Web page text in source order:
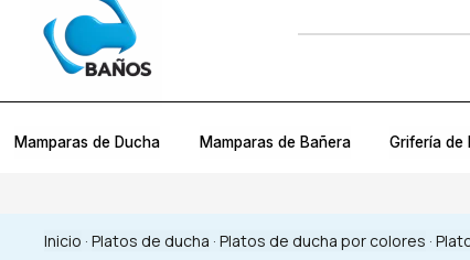
Mamparas de Ducha Mamparas de Bañera Grifería de
Inicio ·Platos de ducha ·Platos de ducha por colores ·